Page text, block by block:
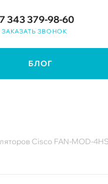
343 379-98-60
ЗАКАЗАТЬ ЗВОНОК
БЛОГ
Cisco FAN-MOD-4HS